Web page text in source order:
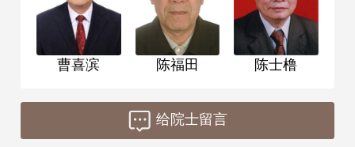
曹喜滨 陈福田 陈士橹
给院士留言